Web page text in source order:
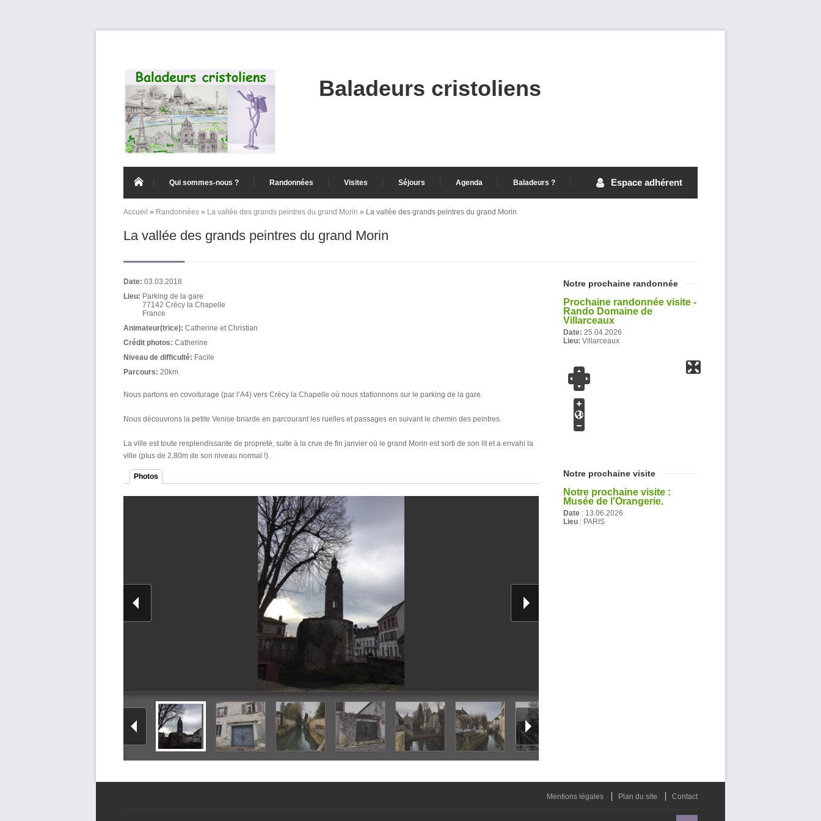
Baladeurs cristoliens
Qui sommes-nous ? Randonnées Visites Séjours Agenda Baladeurs ? Espace adhérent
Vous êtes ici
Accueil » Randonnées » La vallée des grands peintres du grand Morin » La vallée des grands peintres du grand Morin
La vallée des grands peintres du grand Morin
Date: 03.03.2018
Lieu: Parking de la gare
77142 Crécy la Chapelle
France
Animateur(trice): Catherine et Christian
Crédit photos: Catherine
Niveau de difficulté: Facile
Parcours: 20km
Nous partons en covoiturage (par l’A4) vers Crécy la Chapelle où nous stationnons sur le parking de la gare.
Nous découvrons la petite Venise briarde en parcourant les ruelles et passages en suivant le chemin des peintres.
La ville est toute resplendissante de propreté, suite à la crue de fin janvier où le grand Morin est sorti de son lit et a envahi la
ville (plus de 2,80m de son niveau normal !).
Photos
Notre prochaine randonnée
Prochaine randonnée visite -
Rando Domaine de
Villarceaux
Date: 25.04.2026
Lieu: Villarceaux
Notre prochaine visite
Notre prochaine visite :
Musée de l'Orangerie.
Date : 13.06.2026
Lieu : PARIS
Mentions légales Plan du site Contact